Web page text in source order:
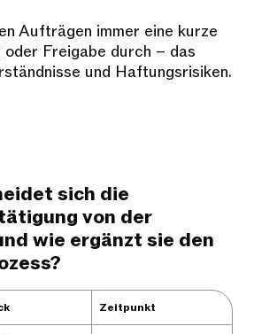
Aufträgen immer eine kurze
Freigabe durch – das
und Haftungsrisiken.
sich die
von der
wie ergänzt sie den
Zeitpunkt